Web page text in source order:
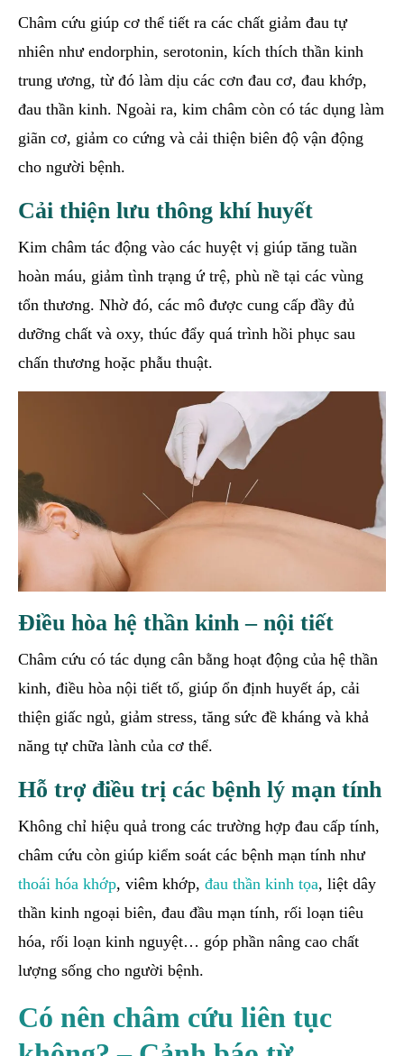
Châm cứu giúp cơ thể tiết ra các chất giảm đau tự
nhiên như endorphin, serotonin, kích thích thần kinh
trung ương, từ đó làm dịu các cơn đau cơ, đau khớp,
đau thần kinh. Ngoài ra, kim châm còn có tác dụng làm
giãn cơ, giảm co cứng và cải thiện biên độ vận động
cho người bệnh.
Cải thiện lưu thông khí huyết
Kim châm tác động vào các huyệt vị giúp tăng tuần
hoàn máu, giảm tình trạng ứ trệ, phù nề tại các vùng
tổn thương. Nhờ đó, các mô được cung cấp đầy đủ
dưỡng chất và oxy, thúc đẩy quá trình hồi phục sau
chấn thương hoặc phẫu thuật.
Điều hòa hệ thần kinh – nội tiết
Châm cứu có tác dụng cân bằng hoạt động của hệ thần
kinh, điều hòa nội tiết tố, giúp ổn định huyết áp, cải
thiện giấc ngủ, giảm stress, tăng sức đề kháng và khả
năng tự chữa lành của cơ thể.
Hỗ trợ điều trị các bệnh lý mạn tính
Không chỉ hiệu quả trong các trường hợp đau cấp tính,
châm cứu còn giúp kiểm soát các bệnh mạn tính như
thoái hóa khớp, viêm khớp, đau thần kinh tọa, liệt dây
thần kinh ngoại biên, đau đầu mạn tính, rối loạn tiêu
hóa, rối loạn kinh nguyệt… góp phần nâng cao chất
lượng sống cho người bệnh.
Có nên châm cứu liên tục